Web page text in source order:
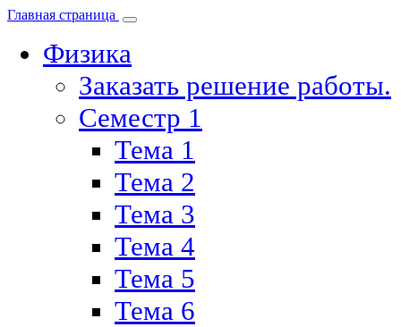
Главная страница
Физика
Заказать решение работы.
Семестр 1
Тема 1
Тема 2
Тема 3
Тема 4
Тема 5
Тема 6